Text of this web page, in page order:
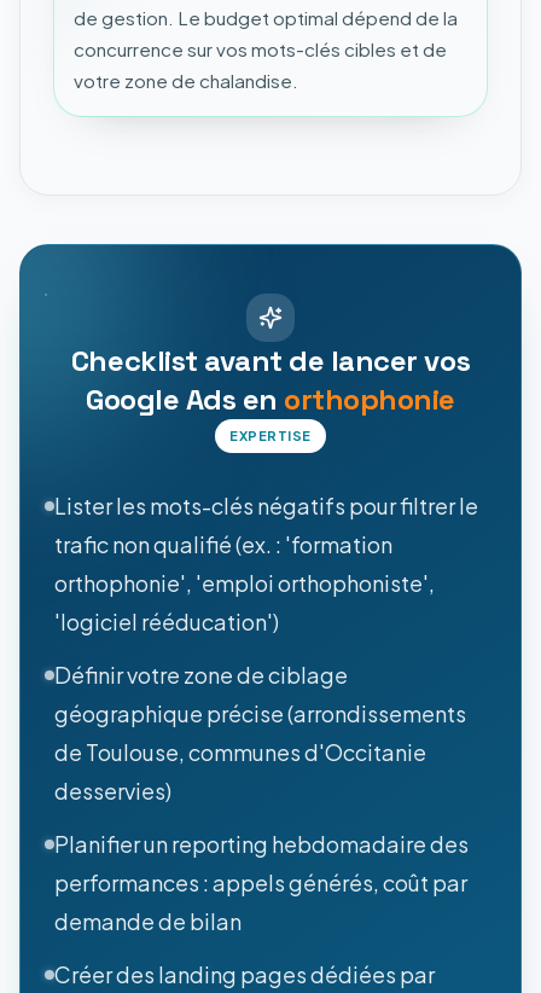
de gestion. Le budget optimal dépend de la
concurrence sur vos mots-clés cibles et de
votre zone de chalandise.
Checklist avant de lancer vos
Google Ads en orthophonie
EXPERTISE
Lister les mots-clés négatifs pour filtrer le
trafic non qualifié (ex. : 'formation
orthophonie', 'emploi orthophoniste',
'logiciel rééducation')
Définir votre zone de ciblage
géographique précise (arrondissements
de Toulouse, communes d'Occitanie
desservies)
Planifier un reporting hebdomadaire des
performances : appels générés, coût par
demande de bilan
Créer des landing pages dédiées par